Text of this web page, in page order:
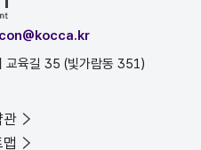
교육길 35 (빛가람동 351)
관